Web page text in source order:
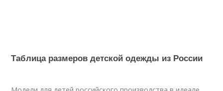
Таблица размеров детской одежды из России